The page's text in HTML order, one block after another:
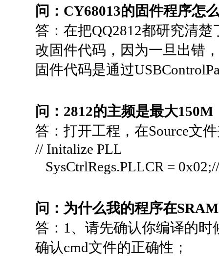
问：CY68013的固件程序怎
答：在把QQ2812都研究清
改固件代码，因为一旦出错
固件代码是通过
问：2812的主频是最大
答：打开工程，在Source文
// Initalize PLL
SysCtrlRegs.PLLCR =
问：为什么我的程序在
答：1、请先确认你编译的时
确认cmd文件的正确性；